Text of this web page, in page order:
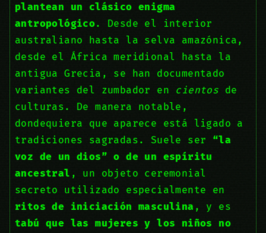
plantean un clásico enigma
antropológico. Desde el interior
australiano hasta la selva amazónica,
desde el África meridional hasta la
antigua Grecia, se han documentado
variantes del zumbador en cientos de
culturas. De manera notable,
dondequiera que aparece está ligado a
tradiciones sagradas. Suele ser “la
voz de un dios” o de un espíritu
ancestral , un objeto ceremonial
secreto utilizado especialmente en
ritos de iniciación masculina , y es
tabú que las mujeres y los niños no